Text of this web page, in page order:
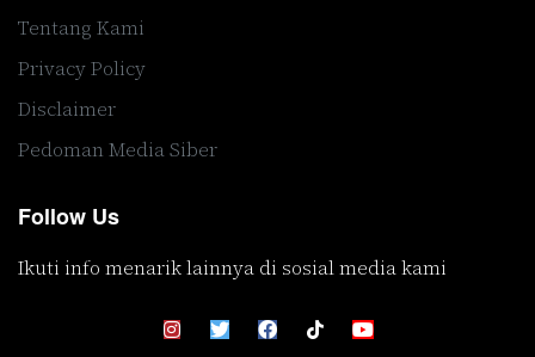
Tentang Kami
Privacy Policy
Disclaimer
Pedoman Media Siber
Follow Us
Ikuti info menarik lainnya di sosial media kami